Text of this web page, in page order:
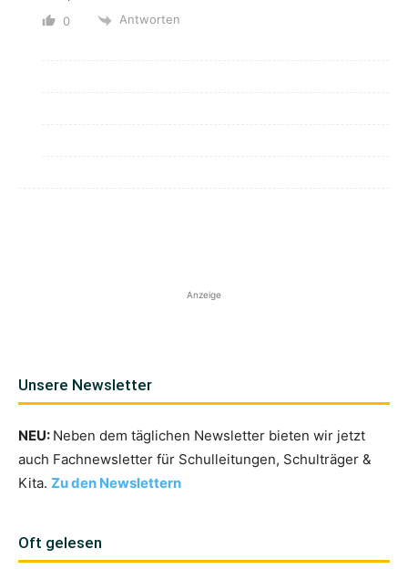
0 Antworten
Anzeige
Unsere Newsletter
NEU: Neben dem täglichen Newsletter bieten wir jetzt
auch Fachnewsletter für Schulleitungen, Schulträger &
Kita. Zu den Newslettern
Oft gelesen